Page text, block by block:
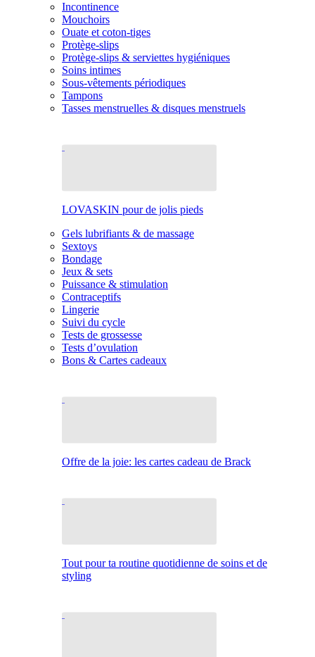
Incontinence
Mouchoirs
Ouate et coton-tiges
Protège-slips
Protège-slips & serviettes hygiéniques
Soins intimes
Sous-vêtements périodiques
Tampons
Tasses menstruelles & disques menstruels
LOVASKIN pour de jolis pieds
Gels lubrifiants & de massage
Sextoys
Bondage
Jeux & sets
Puissance & stimulation
Contraceptifs
Lingerie
Suivi du cycle
Tests de grossesse
Tests d’ovulation
Bons & Cartes cadeaux
Offre de la joie: les cartes cadeau de Brack
Tout pour ta routine quotidienne de soins et de
styling